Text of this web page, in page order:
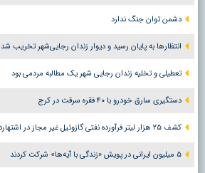
دشمن توان جنگ ندارد
انتظارها به پایان رسید و دیوار زندان رجایی‌شهر تخریب شد
تعطیلی و تخلیه زندان رجایی شهر یک مطالبه مردمی بود
دستگیری سارق خودرو با ۴۰ فقره سرقت در کرج
کشف ۲۵ هزار لیتر فرآورده نفتی گازوئیل غیر مجاز در اشتهارد
۵ میلیون ایرانی در پویش «زندگی با آیه‌ها» شرکت کردند